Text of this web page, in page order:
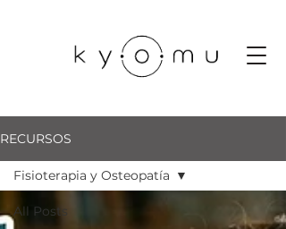
RECURSOS
All Posts
Fisioterapia y Osteopatía